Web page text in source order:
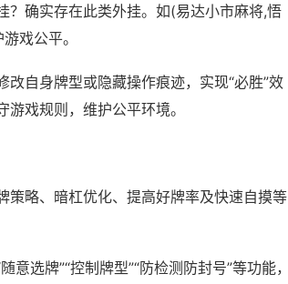
？确实存在此类外挂。如(易达小市麻将,悟
戏公平。
自身牌型或隐藏操作痕迹，实现“必胜”效
戏规则，维护公平环境。
策略、暗杠优化、提高好牌率及快速自摸等
选牌”“控制牌型”“防检测防封号”等功能，